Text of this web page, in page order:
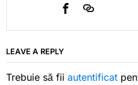
LEAVE A REPLY
Trebuie să fii autentificat